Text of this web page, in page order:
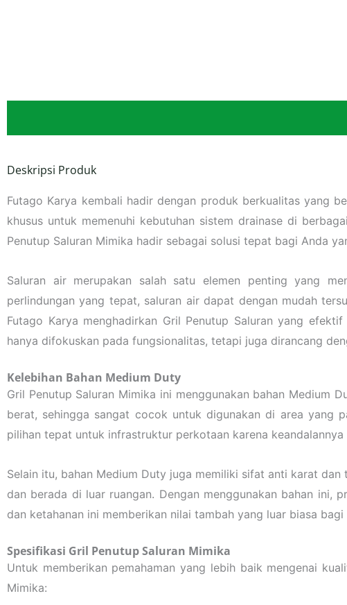
Deskripsi Produk
Futago Karya kembali hadir dengan produk berkualitas yang
khusus untuk memenuhi kebutuhan sistem drainase di
Penutup Saluran Mimika hadir sebagai solusi tepat bagi Anda
Saluran air merupakan salah satu elemen penting yang
perlindungan yang tepat, saluran air dapat dengan mudah
Futago Karya menghadirkan Gril Penutup Saluran yang
hanya difokuskan pada fungsionalitas, tetapi juga dirancang
Kelebihan Bahan Medium Duty
Gril Penutup Saluran Mimika ini menggunakan bahan Medium
berat, sehingga sangat cocok untuk digunakan di area yang
pilihan tepat untuk infrastruktur perkotaan karena
Selain itu, bahan Medium Duty juga memiliki sifat anti karat
dan berada di luar ruangan. Dengan menggunakan bahan ini,
dan ketahanan ini memberikan nilai tambah yang luar biasa
Spesifikasi Gril Penutup Saluran Mimika
Untuk memberikan pemahaman yang lebih baik mengenai
Mimika: